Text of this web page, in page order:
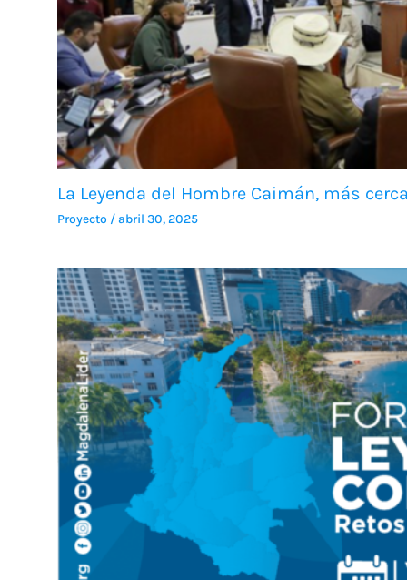
La Leyenda del Hombre Caimán, más
Proyecto /abril 30, 2025